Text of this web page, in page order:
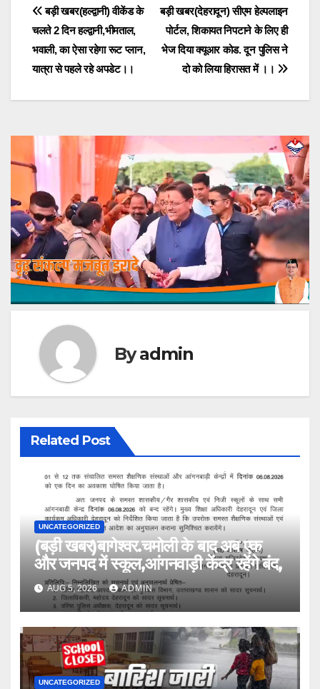
Post
navigation
बड़ी खबर(देहरादून) सीएम हेल्पलाइन
पोर्टल, शिकायत निपटाने के लिए ही
भेज दिया क्यूआर कोड. दून पुलिस ने
दो को लिया हिरासत में ।।
बड़ी खबर(हल्द्वानी) वीकेंड के
चलते 2 दिन हल्द्वानी,भीमताल,
भवाली, का ऐसा रहेगा रूट प्लान,
यात्रा से पहले रहे अपडेट।।
Byadmin
Related Post
UNCATEGORIZED
(बड़ी खबर)बागेश्वर.चमोली के बाद अब एक
और जनपद में स्कूल,आंगनवाड़ी केंद्र रहेंगे बंद,
AUG 5, 2026 ADMIN
UNCATEGORIZED